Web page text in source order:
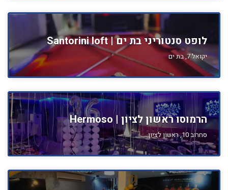
לופט סנטוריני בת ים | Santorini loft
יקואל 7, בת ים
הרמוסו ראשון לציון | Hermoso
סחרוב 10, ראשון לציון